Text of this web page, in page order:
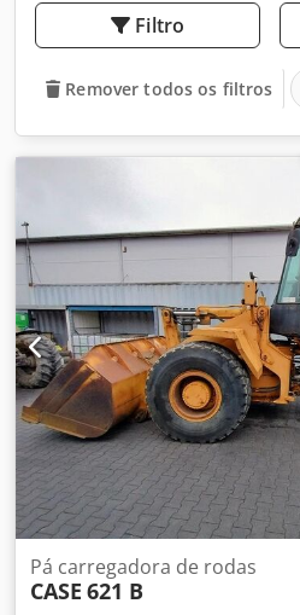
Filtro
Remover todos os filtros
Pá carregadora de rodas
CASE 621 B